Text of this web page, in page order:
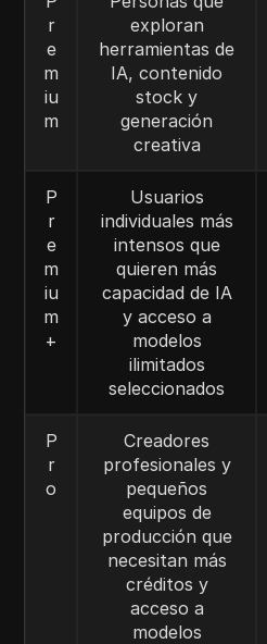
r
e
m
iu
m
exploran
herramientas de
IA, contenido
stock y
generación
creativa
P
r
e
m
iu
m
+
Usuarios
individuales más
intensos que
quieren más
capacidad de IA
y acceso a
modelos
ilimitados
seleccionados
P
r
o
Creadores
profesionales y
pequeños
equipos de
producción que
necesitan más
créditos y
acceso a
modelos